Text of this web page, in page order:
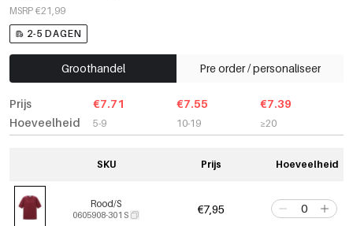
MSRP €21,99
2-5 DAGEN
Groothandel Pre order / personaliseer
Prijs
Hoeveelheid
€7.71
5-9
€7.55
10-19
€7.39
≥20
SKU Prijs Hoeveelheid
Rood/S
0605908-301 S €7,95